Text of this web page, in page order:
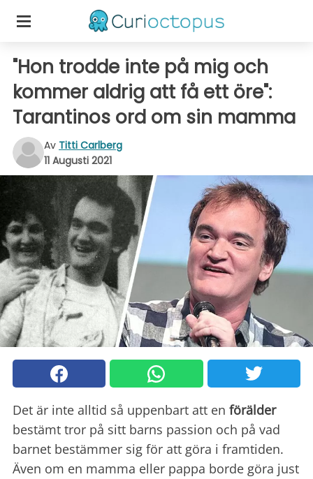
"Hon trodde inte på mig och
kommer aldrig att få ett öre":
Tarantinos ord om sin mamma
Av Titti Carlberg
11 Augusti 2021
Det är inte alltid så uppenbart att en förälder
bestämt tror på sitt barns passion och på vad
barnet bestämmer sig för att göra i framtiden.
Även om en mamma eller pappa borde göra just